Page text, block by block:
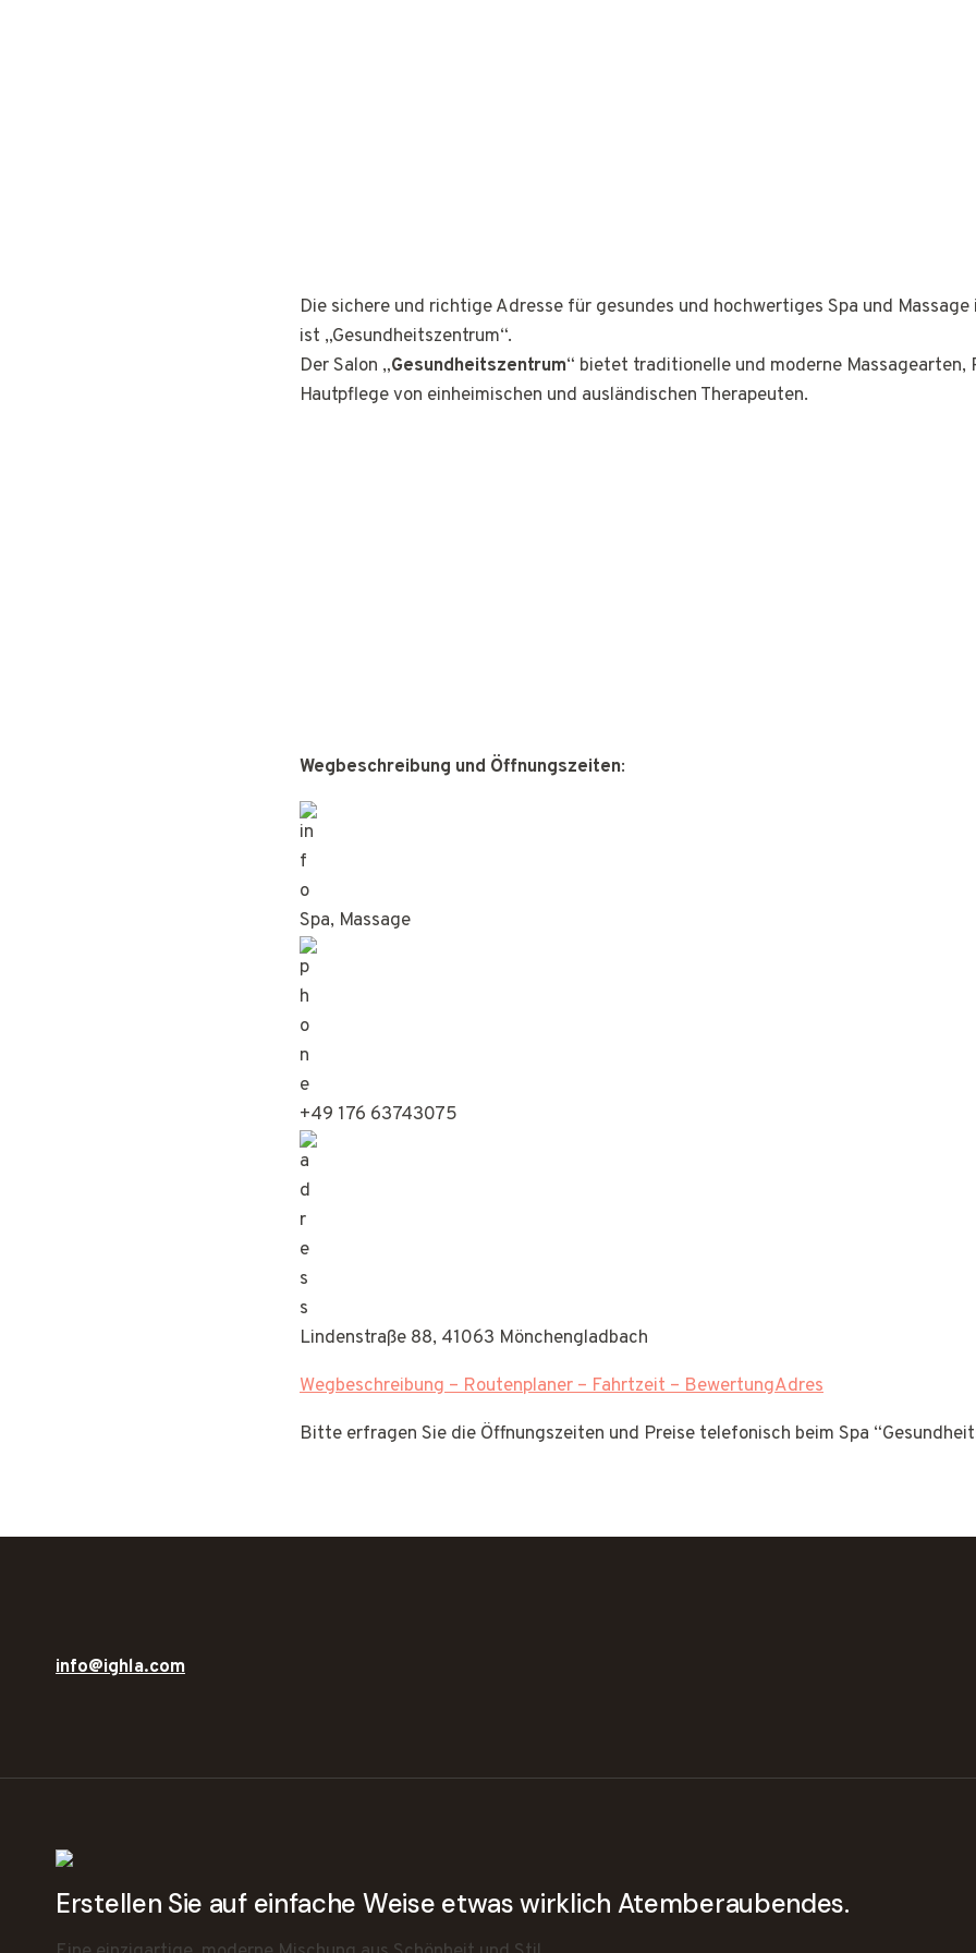
Die sichere und richtige Adresse für gesundes und hochwertiges Spa und Massage
ist „Gesundheitszentrum“.
Der Salon „Gesundheitszentrum“ bietet traditionelle und moderne Massagearten,
Hautpflege von einheimischen und ausländischen Therapeuten.
Wegbeschreibung und Öffnungszeiten:
Spa, Massage
+49 176 63743075
Lindenstraße 88, 41063 Mönchengladbach
Wegbeschreibung – Routenplaner – Fahrtzeit – BewertungAdres
Bitte erfragen Sie die Öffnungszeiten und Preise telefonisch beim Spa
info@ighla.com
Erstellen Sie auf einfache Weise etwas wirklich Atemberaubendes.